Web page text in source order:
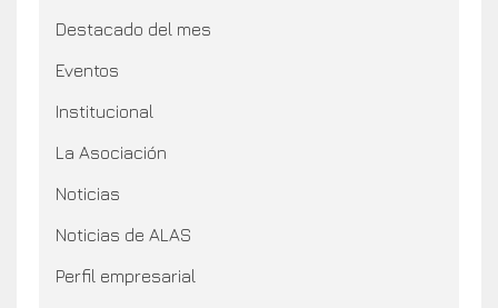
Destacado del mes
Eventos
Institucional
La Asociación
Noticias
Noticias de ALAS
Perfil empresarial